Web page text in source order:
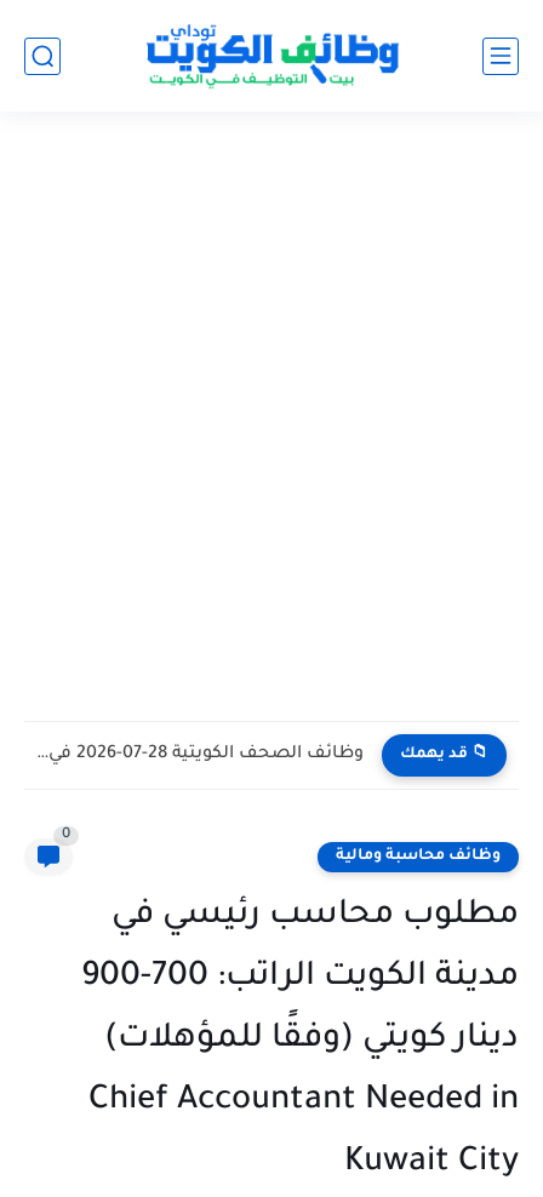
📁 قد يهمك وظائف الكويت اليوم بتاريخ 28-07-2026 للأجانب والمواطنين في مختلف التخصصات
وظائف محاسبة ومالية
0
مطلوب محاسب رئيسي في
مدينة الكويت الراتب: 700-900
دينار كويتي (وفقًا للمؤهلات)
Chief Accountant Needed in
Kuwait City